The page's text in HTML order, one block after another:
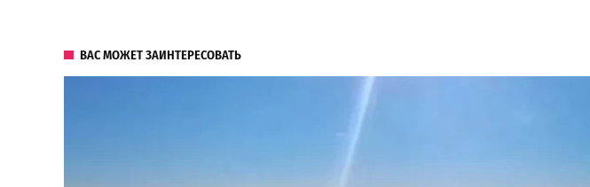
ВАС МОЖЕТ ЗАИНТЕРЕСОВАТЬ